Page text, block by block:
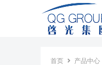
首页 产品中心